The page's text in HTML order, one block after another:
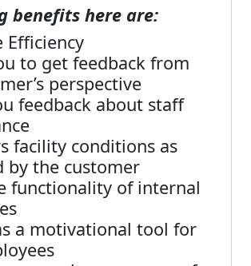
benefits here are:
Efficiency
to get feedback from
perspective
feedback about staff
facility conditions as
by the customer
functionality of internal
a motivational tool for